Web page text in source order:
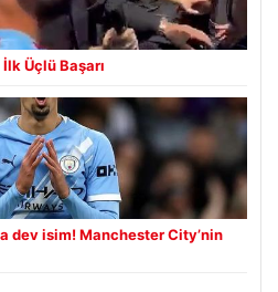
Üçlü Başarı
dev isim! Manchester City’nin